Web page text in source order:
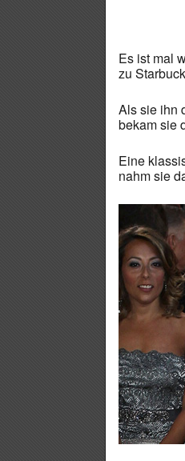
Es ist mal
zu
Als sie ihn
bekam sie
Eine
nahm sie